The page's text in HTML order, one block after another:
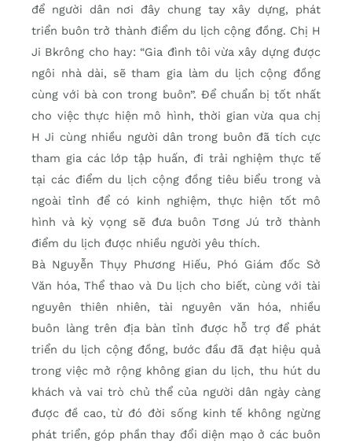
để người dân nơi đây chung tay xây dựng, phát
triển buôn trở thành điểm du lịch cộng đồng. Chị H
Ji Bkrông cho hay: “Gia đình tôi vừa xây dựng được
ngôi nhà dài, sẽ tham gia làm du lịch cộng đồng
cùng với bà con trong buôn”. Để chuẩn bị tốt nhất
cho việc thực hiện mô hình, thời gian vừa qua chị
H Ji cùng nhiều người dân trong buôn đã tích cực
tham gia các lớp tập huấn, đi trải nghiệm thực tế
tại các điểm du lịch cộng đồng tiêu biểu trong và
ngoài tỉnh để có kinh nghiệm, thực hiện tốt mô
hình và kỳ vọng sẽ đưa buôn Tơng Jú trở thành
điểm du lịch được nhiều người yêu thích.
Bà Nguyễn Thụy Phương Hiếu, Phó Giám đốc Sở
Văn hóa, Thể thao và Du lịch cho biết, cùng với tài
nguyên thiên nhiên, tài nguyên văn hóa, nhiều
buôn làng trên địa bàn tỉnh được hỗ trợ để phát
triển du lịch cộng đồng, bước đầu đã đạt hiệu quả
trong việc mở rộng không gian du lịch, thu hút du
khách và vai trò chủ thể của người dân ngày càng
được đề cao, từ đó đời sống kinh tế không ngừng
phát triển, góp phần thay đổi diện mạo ở các buôn